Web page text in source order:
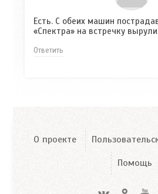
Есть. С обеих машин
«Спектра» на встречку
Ответить
О проекте
Помощь